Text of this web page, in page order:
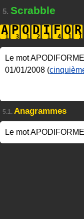
5. Scrabble
A P O D I F O R
Le mot
01/01/2008 (
5.1. Anagrammes
Le mot